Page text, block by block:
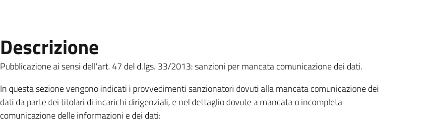
Descrizione
Pubblicazione ai sensi dell'art. 47 del d.lgs. 33/2013: sanzioni per mancata comunicazione dei dati.
In questa sezione vengono indicati i provvedimenti sanzionatori dovuti alla mancata comunicazione dei
dati da parte dei titolari di incarichi dirigenziali, e nel dettaglio dovute a mancata o incompleta
comunicazione delle informazioni e dei dati: